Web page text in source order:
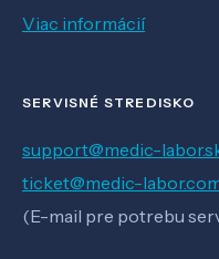
Viac informácií
SERVISNÉ STREDISKO
support@medic-
ticket@medic-
(E-mail pre potrebu